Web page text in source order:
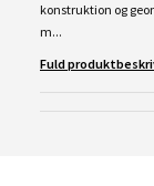
konstruktion og
m...
Fuld